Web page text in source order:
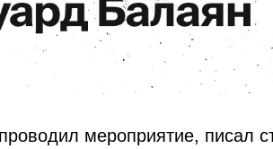
мероприятие, писал